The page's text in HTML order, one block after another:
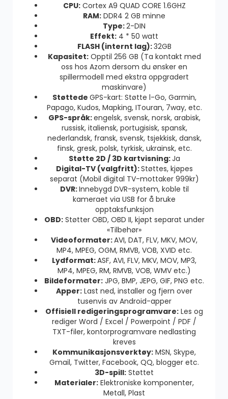
CPU:Cortex A9 QUAD CORE 1.6GHZ
RAM: DDR4 2 GB minne
Type:2-DIN
Effekt: 4 * 50 watt
FLASH (internt lag):32GB
Kapasitet:Opptil 256 GB (Ta kontakt med
oss hos Azom dersom du ønsker en
spillermodell med ekstra oppgradert
maskinvare)
Støttede GPS-kart: Støtte l-Go, Garmin,
Papago, Kudos, Mapking, ITouran, 7way, etc.
GPS-språk:engelsk, svensk, norsk, arabisk,
russisk, italiensk, portugisisk, spansk,
nederlandsk, fransk, svensk, tsjekkisk, dansk,
finsk, gresk, polsk, tyrkisk, ukrainsk, etc.
Støtte 2D / 3D kartvisning:Ja
Digital-TV (valgfritt):Støttes, kjøpes
separat (Mobil digital TV-mottaker 999kr)
DVR:Innebygd DVR-system, koble til
kameraet via USB for å bruke
opptaksfunksjon
OBD:Støtter OBD, OBD II, kjøpt separat under
«Tilbehør»
Videoformater:AVI, DAT, FLV, MKV, MOV,
MP4, MPEG, OGM, RMVB, VOB, XVID etc.
Lydformat:ASF, AVI, FLV, MKV, MOV, MP3,
MP4, MPEG, RM, RMVB, VOB, WMV etc.)
Bildeformater: JPG, BMP, JEPG, GIF, PNG etc.
Apper: Last ned, installer og fjern over
tusenvis av Android-apper
Offisiell redigeringsprogramvare: Les og
rediger Word / Excel / Powerpoint / PDF /
TXT-filer, kontorprogramvare nedlasting
kreves
Kommunikasjonsverktøy: MSN, Skype,
Gmail, Twitter, Facebook, QQ, blogger etc.
3D-spill: Støttet
Materialer: Elektroniske komponenter,
Metall, Plast